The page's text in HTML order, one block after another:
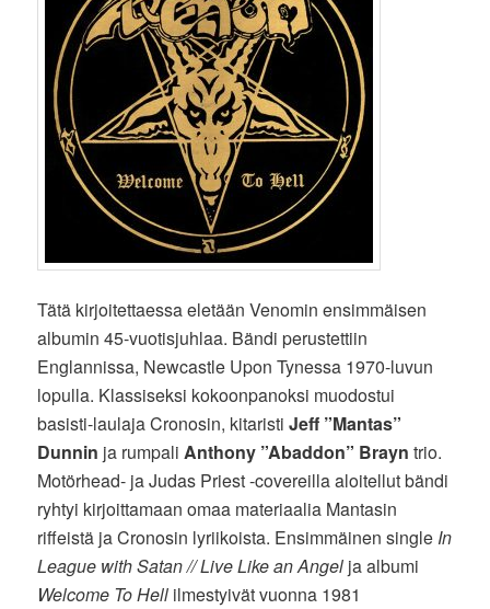
Tätä kirjoitettaessa eletään Venomin ensimmäisen
albumin 45-vuotisjuhlaa. Bändi perustettiin
Englannissa, Newcastle Upon Tynessa 1970-luvun
lopulla. Klassiseksi kokoonpanoksi muodostui
basisti-laulaja Cronosin, kitaristiJeff ”Mantas”
Dunnin ja rumpaliAnthony ”Abaddon” Brayn trio.
Motörhead- ja Judas Priest -covereilla aloitellut bändi
ryhtyi kirjoittamaan omaa materiaalia Mantasin
riffeistä ja Cronosin lyriikoista. Ensimmäinen single In
League with Satan // Live Like an Angel ja albumi
Welcome To Hell ilmestyivät vuonna 1981